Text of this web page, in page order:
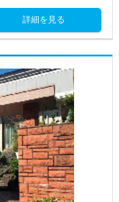
詳細を見る